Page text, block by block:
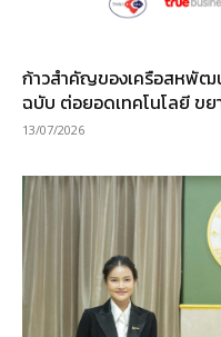
ก้าวสำคัญของเครือสหพัฒ
ฉบับ ต่อยอดเทคโนโลยี ขย
13/07/2026